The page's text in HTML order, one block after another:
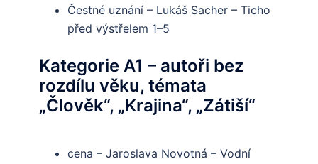
Čestné uznání – Lukáš Sacher – Ticho
před výstřelem 1–5
Kategorie A1 – autoři bez
rozdílu věku, témata
„Člověk“, „Krajina“, „Zátiší“
cena – Jaroslava Novotná – Vodní